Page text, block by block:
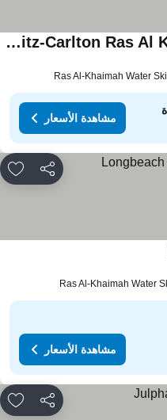
The Ritz-Carlton Ras Al Khaimah, Al Hamra Beach
مشاهدة الأسعار
مشاركة
مشاهدة الأسعار
مشاركة